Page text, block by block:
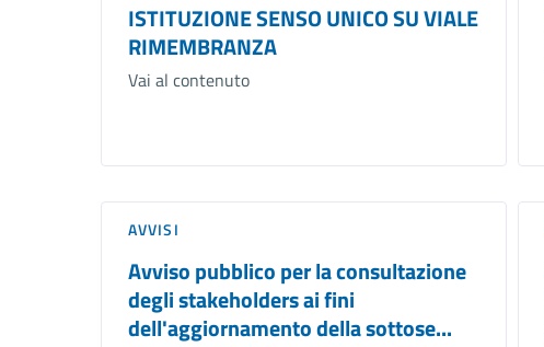
ISTITUZIONE SENSO UNICO SU VIALE
RIMEMBRANZA
Vai al contenuto
AVVISI
Avviso pubblico per la consultazione
degli stakeholders ai fini
dell'aggiornamento della sottose...